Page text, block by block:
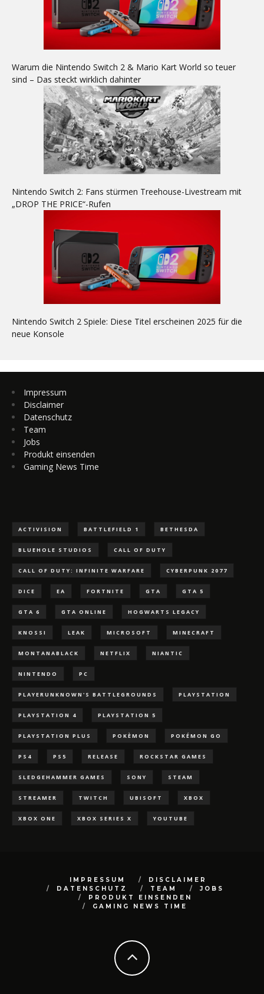
Warum die Nintendo Switch 2 & Mario Kart World so teuer
sind – Das steckt wirklich dahinter
Nintendo Switch 2: Fans stürmen Treehouse-Livestream mit
„DROP THE PRICE“-Rufen
Nintendo Switch 2 Spiele: Diese Titel erscheinen 2025 für die
neue Konsole
Impressum
Disclaimer
Datenschutz
Team
Jobs
Produkt einsenden
Gaming News Time
ACTIVISION BATTLEFIELD 1 BETHESDA
BLUEHOLE STUDIOS CALL OF DUTY
CALL OF DUTY: INFINITE WARFARE CYBERPUNK 2077
DICE EA FORTNITE GTA GTA 5
GTA 6 GTA ONLINE HOGWARTS LEGACY
KNOSSI LEAK MICROSOFT MINECRAFT
MONTANABLACK NETFLIX NIANTIC
NINTENDO PC
PLAYERUNKNOWN'S BATTLEGROUNDS PLAYSTATION
PLAYSTATION 4 PLAYSTATION 5
PLAYSTATION PLUS POKÈMON POKÉMON GO
PS4 PS5 RELEASE ROCKSTAR GAMES
SLEDGEHAMMER GAMES SONY STEAM
STREAMER TWITCH UBISOFT XBOX
XBOX ONE XBOX SERIES X YOUTUBE
IMPRESSUM
DISCLAIMER
DATENSCHUTZ
TEAM
JOBS
PRODUKT EINSENDEN
GAMING NEWS TIME